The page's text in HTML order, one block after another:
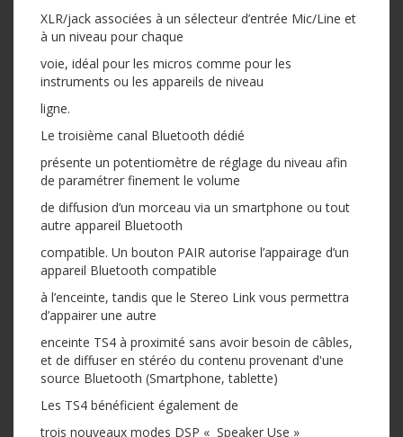
XLR/jack associées à un sélecteur d’entrée Mic/Line et
à un niveau pour chaque
voie, idéal pour les micros comme pour les
instruments ou les appareils de niveau
ligne.
Le troisième canal Bluetooth dédié
présente un potentiomètre de réglage du niveau afin
de paramétrer finement le volume
de diffusion d’un morceau via un smartphone ou tout
autre appareil Bluetooth
compatible. Un bouton PAIR autorise l’appairage d’un
appareil Bluetooth compatible
à l’enceinte, tandis que le Stereo Link vous permettra
d’appairer une autre
enceinte TS4 à proximité sans avoir besoin de câbles,
et de diffuser en stéréo du contenu provenant d'une
source Bluetooth (Smartphone, tablette)
Les TS4 bénéficient également de
trois nouveaux modes DSP « Speaker Use »